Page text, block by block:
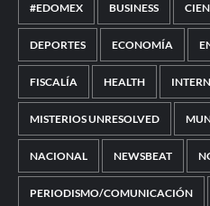
#EDOMEX BUSINESS
DEPORTES ECONOMÍA
FISCALÍA HEALTH
MISTERIOS UNRESOLVED
NACIONAL NEWSBEAT
PERIODISMO/COMUNICACIÓN